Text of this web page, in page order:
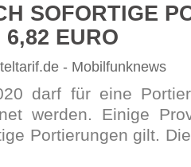
SOFORTIGE
EURO
teltarif.de - Mobilfunknews
darf für eine
werden. Einige
Portie­rungen gilt.